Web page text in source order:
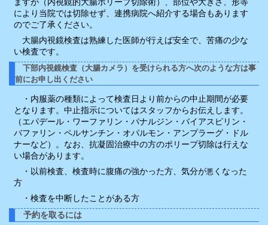
により当院では切除せず、連携病院へ紹介する場合もあります
のでご了承ください。
大腸内視鏡検査は熟練した医師が行えば安全で、苦痛の少な
い検査です。
下部内視鏡検査（大腸カメラ）を受けられる方へ次のような方は事
前にお申し出ください
・内服薬の種類によって検査日より前からの中止期間が必要
となります。中止指示についてはスタッフからお伝えします。
（エパデール・ワーファリン・パナルジン・バイアスピリン・
バファリン・ペルサンチン・オパルモン・アンプラーグ・ドル
ナーなど）。なお、抗凝固治療中の方のポリープ切除は行えな
い場合があります。
・以前検査、検査時に腹痛の強かった方、気分が悪 くなった
方
・検査を中断したことがある方
予約を取るには